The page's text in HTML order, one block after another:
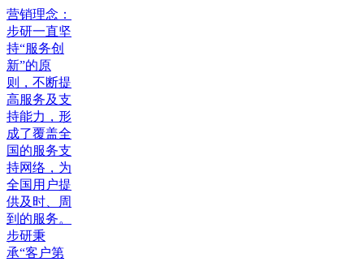
营销理念：
步研一直坚
持“服务创
新”的原
则，不断提
高服务及支
持能力，形
成了覆盖全
国的服务支
持网络，为
全国用户提
供及时、周
到的服务。
步研秉
承“客户第